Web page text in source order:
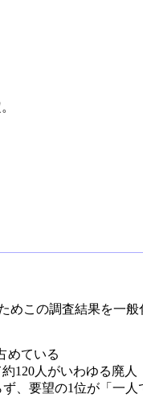
めこの調査結果を一
めている
120人がいわゆる廃人
、要望の1位が「一